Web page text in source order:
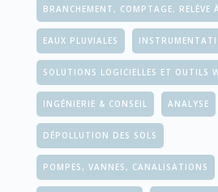
BRANCHEMENT, COMPTAGE, RELÈVE
EAUX PLUVIALES
SOLUTIONS LOGICIELLES ET OUTILS
INGÉNIERIE & CONSEIL ANALYSE
DÉPOLLUTION DES SOLS
POMPES, VANNES, CANALISATIONS